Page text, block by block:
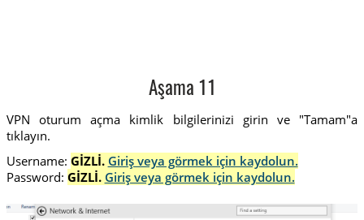
Aşama 11
VPN oturum açma kimlik bilgilerinizi girin ve "Tamam"a
tıklayın.
Username: GİZLİ. Giriş veya görmek için kaydolun.
Password: GİZLİ. Giriş veya görmek için kaydolun.